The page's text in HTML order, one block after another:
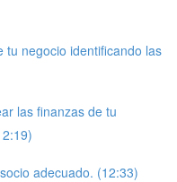
tu negocio identificando las
las finanzas de tu
adecuado. (12:33)